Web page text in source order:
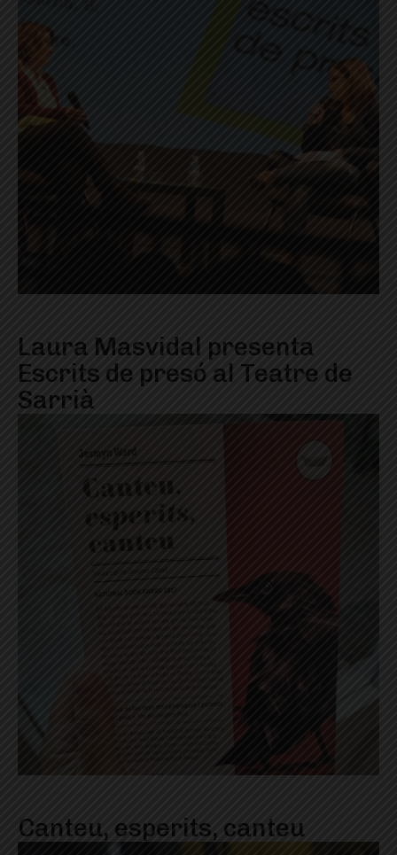
Laura Masvidal presenta
Escrits de presó al Teatre de
Sarrià
Canteu, esperits, canteu